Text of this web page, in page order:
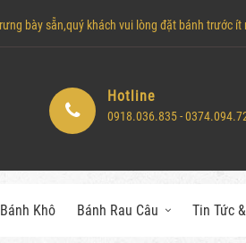
bày sẵn,quý khách vui lòng đặt bánh trước
Hotline
0918.036.835 -
Bánh Khô Bánh Rau Câu Tin Tức